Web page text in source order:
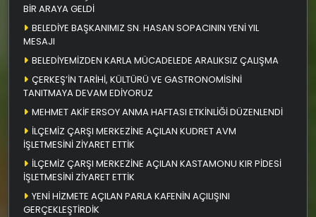
BİR ARAYA GELDİ
BELEDİYE BAŞKANIMIZ SN. HASAN SOPACININ YENİ YIL
MESAJI
BELEDİYEMİZDEN KARLA MÜCADELEDE ARALIKSIZ ÇALIŞMA
ÇERKEŞ’İN TARİHİ, KÜLTÜRÜ VE GASTRONOMİSİNİ
TANITMAYA DEVAM EDİYORUZ
MEHMET AKİF ERSOY ANMA HAFTASI ETKİNLİĞİ DÜZENLENDİ
İLÇEMİZ ÇARŞI MERKEZİNE AÇILAN KUDRET AVM
İŞLETMESİNİ ZİYARET ETTİK
İLÇEMİZ ÇARŞI MERKEZİNE AÇILAN KASTAMONU KIR PİDESİ
İŞLETMESİNİ ZİYARET ETTİK
YENİ HİZMETE AÇILAN PARLA KAFENİN AÇILIŞINI
GERÇEKLEŞTİRDİK